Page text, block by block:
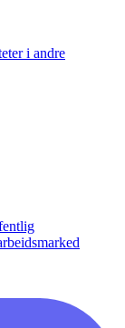
i andre